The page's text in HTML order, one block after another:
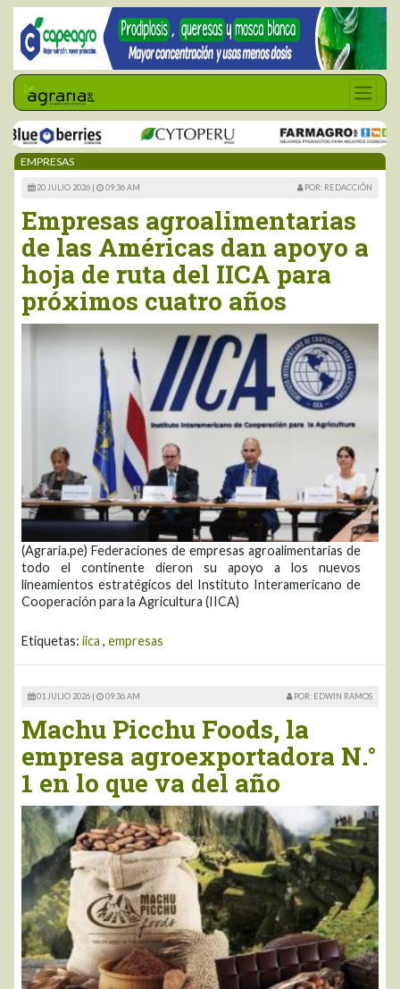
EMPRESAS
20 JULIO 2026 | 09:36 AM POR: REDACCIÓN
Empresas agroalimentarias
de las Américas dan apoyo a
hoja de ruta del IICA para
próximos cuatro años
(Agraria.pe) Federaciones de empresas agroalimentarias de
todo el continente dieron su apoyo a los nuevos
lineamientos estratégicos del Instituto Interamericano de
Cooperación para la Agricultura (IICA)
Etiquetas: iica , empresas
01 JULIO 2026 | 09:36 AM POR: EDWIN RAMOS
Machu Picchu Foods, la
empresa agroexportadora N.°
1 en lo que va del año